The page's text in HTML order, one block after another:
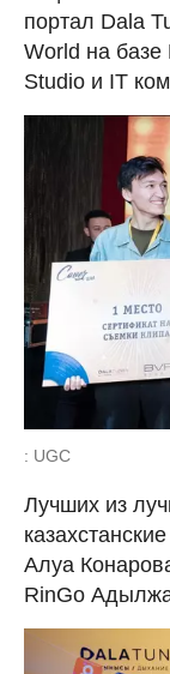
портал Dala
World на
Studio и IT
: UGC
Лучших из
Алуа
RinGo